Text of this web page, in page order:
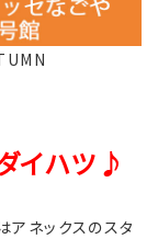
イハツ♪
ネックスのスタ